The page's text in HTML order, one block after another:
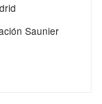
Saunier